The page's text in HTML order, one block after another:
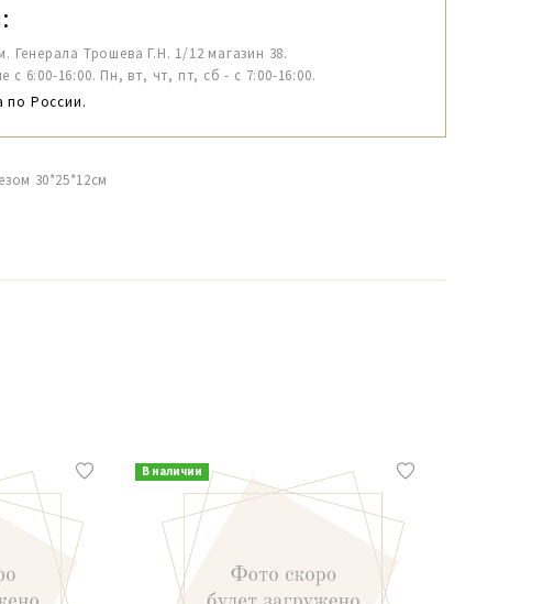
Генерала Трошева Г.Н. 1/12 магазин 38.
с 6:00-16:00. Пн, вт, чт, пт, сб - с 7:00-16:00.
по России.
30*25*12см
В наличии